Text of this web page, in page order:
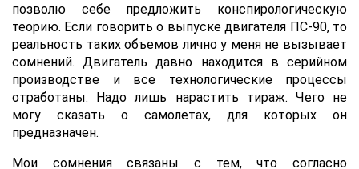
позволю себе предложить конспирологическую
теорию. Если говорить о выпуске двигателя ПС-90, то
реальность таких объемов лично у меня не вызывает
сомнений. Двигатель давно находится в серийном
производстве и все технологические процессы
отработаны. Надо лишь нарастить тираж. Чего не
могу сказать о самолетах, для которых он
предназначен.
Мои сомнения связаны с тем, что согласно